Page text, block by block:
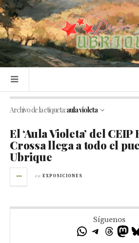
Archivo de la etiqueta:aula violeta
El ‘Aula Violeta’ del CEIP
Crossa llega a todo el
Ubrique
en EXPOSICIONES
Síguenos